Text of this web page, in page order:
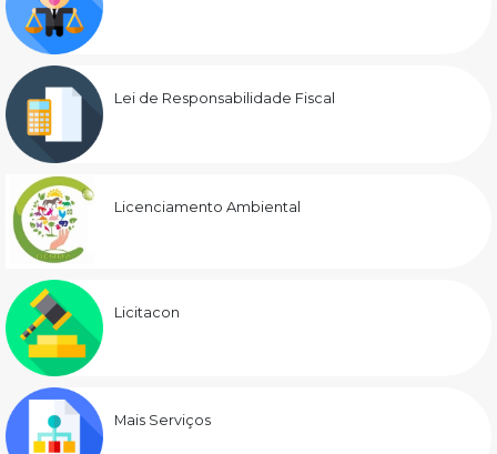
Lei de Responsabilidade Fiscal
Licenciamento Ambiental
Licitacon
Mais Serviços